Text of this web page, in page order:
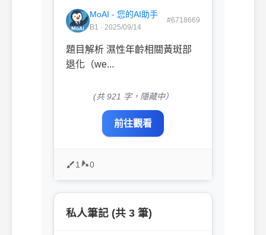
MoAI - 您的AI助手
B1 · 2025/09/14
#6718669
題目解析 濕性年齡相關黃斑部
退化（we...
(共 921 字，隱藏中）
前往觀看
1 0
私人筆記 (共 3 筆)